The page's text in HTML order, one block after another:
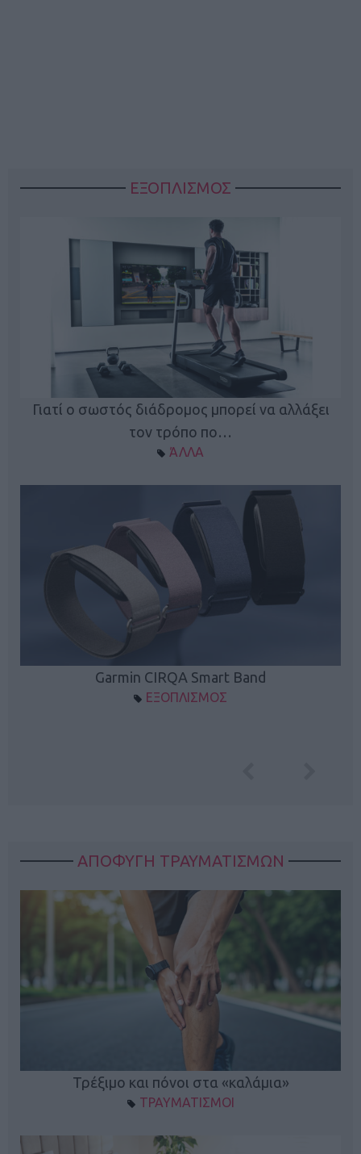
ΕΞΟΠΛΙΣΜΟΣ
Γιατί ο σωστός διάδρομος μπορεί να αλλάξει
τον τρόπο πο…
ΆΛΛΑ
Garmin CIRQA Smart Band
ΕΞΟΠΛΙΣΜΟΣ
ΑΠΟΦΥΓΗ ΤΡΑΥΜΑΤΙΣΜΩΝ
Τρέξιμο και πόνοι στα «καλάμια»
ΤΡΑΥΜΑΤΙΣΜΟΙ